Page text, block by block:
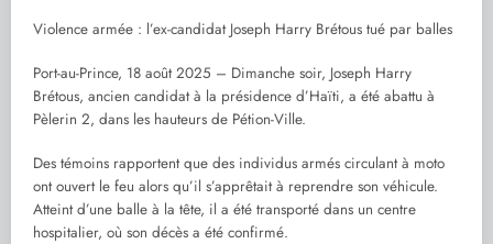
Violence armée : l’ex-candidat Joseph Harry Brétous tué par balles
Port-au-Prince, 18 août 2025 – Dimanche soir, Joseph Harry
Brétous, ancien candidat à la présidence d’Haïti, a été abattu à
Pèlerin 2, dans les hauteurs de Pétion-Ville.
Des témoins rapportent que des individus armés circulant à moto
ont ouvert le feu alors qu’il s’apprêtait à reprendre son véhicule.
Atteint d’une balle à la tête, il a été transporté dans un centre
hospitalier, où son décès a été confirmé.